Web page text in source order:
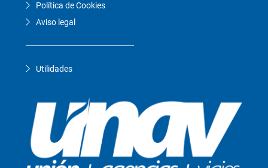
Política de Cookies
Aviso legal
Utilidades